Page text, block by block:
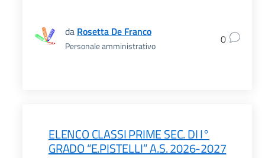
da Rosetta De Franco
Personale amministrativo 0
ELENCO CLASSI PRIME SEC. DI I°
GRADO “E.PISTELLI” A.S. 2026-2027